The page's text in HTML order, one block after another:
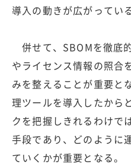
導入の動きが広がっている
併せて、SBOMを徹底
やライセンス情報の照合
みを整えることが重要と
理ツールを導入したから
クを把握しきれるわけで
手段であり、どのように
ていくかが重要となる。